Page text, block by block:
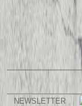
NEWSLETTER